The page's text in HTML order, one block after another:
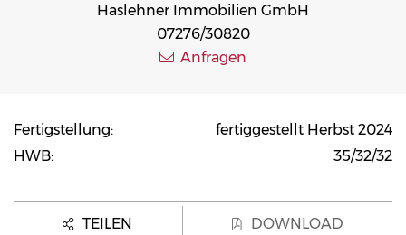
Haslehner Immobilien GmbH
07276/30820
Anfragen
Fertigstellung:
fertiggestellt Herbst 2024
HWB:
35/32/32
TEILEN DOWNLOAD